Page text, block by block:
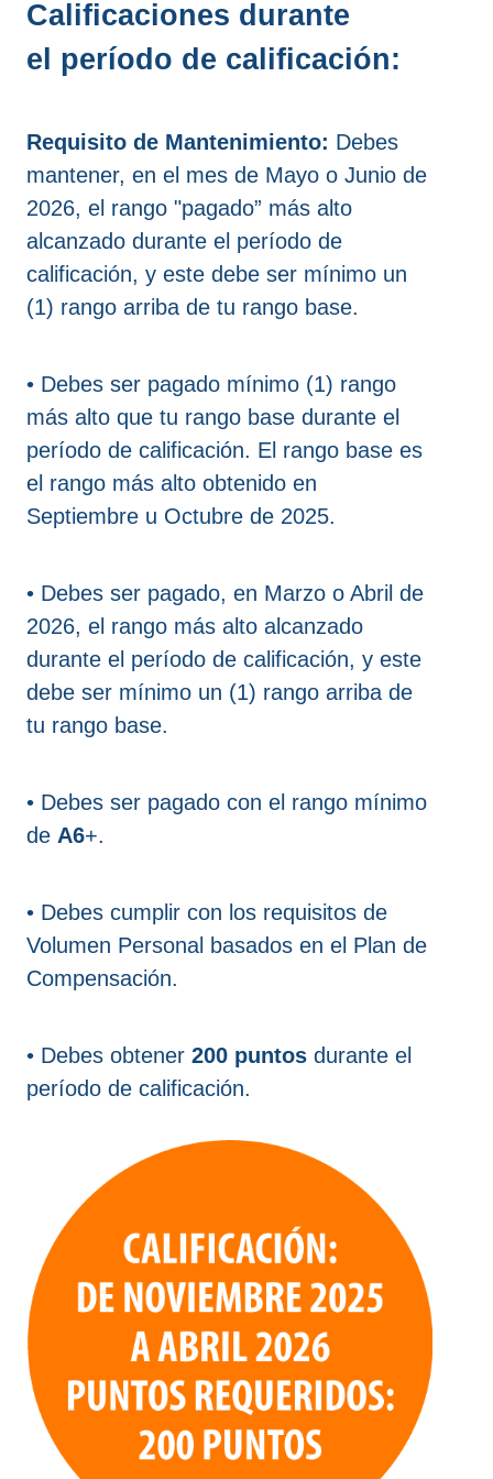
Calificaciones durante
el período de calificación:
Requisito de Mantenimiento: Debes
mantener, en el mes de Mayo o Junio de
2026, el rango "pagado” más alto
alcanzado durante el período de
calificación, y este debe ser mínimo un
(1) rango arriba de tu rango base.
• Debes ser pagado mínimo (1) rango
más alto que tu rango base durante el
período de calificación. El rango base es
el rango más alto obtenido en
Septiembre u Octubre de 2025.
• Debes ser pagado, en Marzo o Abril de
2026, el rango más alto alcanzado
durante el período de calificación, y este
debe ser mínimo un (1) rango arriba de
tu rango base.
• Debes ser pagado con el rango mínimo
de A6+.
• Debes cumplir con los requisitos de
Volumen Personal basados en el Plan de
Compensación.
• Debes obtener 200 puntos durante el
período de calificación.